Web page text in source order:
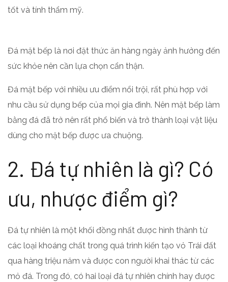
tốt và tính thẩm mỹ.
Đá mặt bếp là nơi đặt thức ăn hàng ngày ảnh hưởng đến
sức khỏe nên cần lựa chọn cẩn thận.
Đá mặt bếp với nhiều ưu điểm nổi trội, rất phù hợp với
nhu cầu sử dụng bếp của mọi gia đình. Nên mặt bếp làm
bằng đá đã trở nên rất phổ biến và trở thành loại vật liệu
dùng cho mặt bếp được ưa chuộng.
2. Đá tự nhiên là gì? Có
ưu, nhược điểm gì?
Đá tự nhiên là một khối đồng nhất được hình thành từ
các loại khoáng chất trong quá trình kiến tạo vỏ Trái đất
qua hàng triệu năm và được con người khai thác từ các
mỏ đá. Trong đó, có hai loại đá tự nhiên chính hay được